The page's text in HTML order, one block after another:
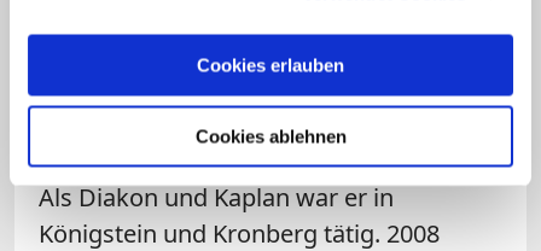
Cookies erlauben
Cookies ablehnen
Georgen in Frankfurt und in Innsbruck.
2005 absolvierte er ein dreimonatiges
Praktikum im Bistum Kumbo in
Kamerun, der Partnerdiözese Limburgs.
Als Diakon und Kaplan war er in
Königstein und Kronberg tätig. 2008